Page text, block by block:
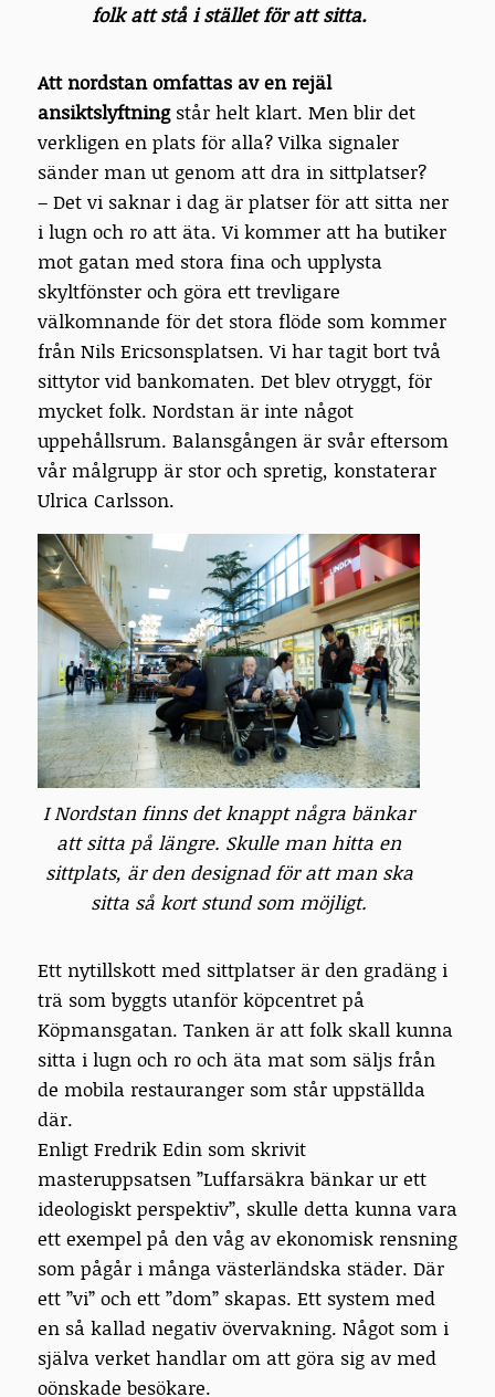
folk att stå i stället för att sitta.
Att nordstan omfattas av en rejäl
ansiktslyftningstår helt klart. Men blir det
verkligen en plats för alla? Vilka signaler
sänder man ut genom att dra in sittplatser?
– Det vi saknar i dag är platser för att sitta ner
i lugn och ro att äta. Vi kommer att ha butiker
mot gatan med stora fina och upplysta
skyltfönster och göra ett trevligare
välkomnande för det stora flöde som kommer
från Nils Ericsonsplatsen. Vi har tagit bort två
sittytor vid bankomaten. Det blev otryggt, för
mycket folk. Nordstan är inte något
uppehållsrum. Balansgången är svår eftersom
vår målgrupp är stor och spretig, konstaterar
Ulrica Carlsson.
I Nordstan finns det knappt några bänkar
att sitta på längre. Skulle man hitta en
sittplats, är den designad för att man ska
sitta så kort stund som möjligt.
Ett nytillskott med sittplatser är den gradäng i
trä som byggts utanför köpcentret på
Köpmansgatan. Tanken är att folk skall kunna
sitta i lugn och ro och äta mat som säljs från
de mobila restauranger som står uppställda
där.
Enligt Fredrik Edin som skrivit
masteruppsatsen ”Luffarsäkra bänkar ur ett
ideologiskt perspektiv”, skulle detta kunna vara
ett exempel på den våg av ekonomisk rensning
som pågår i många västerländska städer. Där
ett ”vi” och ett ”dom” skapas. Ett system med
en så kallad negativ övervakning. Något som i
själva verket handlar om att göra sig av med
oönskade besökare.